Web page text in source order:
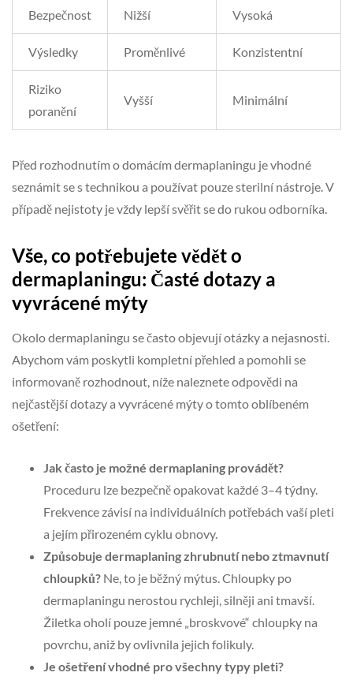
Bezpečnost Nižší Vysoká
Výsledky Proměnlivé Konzistentní
Riziko
poranění
Vyšší Minimální
Před rozhodnutím o domácím dermaplaningu je vhodné
seznámit se s technikou a používat pouze sterilní nástroje. V
případě nejistoty je vždy lepší svěřit se do rukou odborníka.
Vše, co potřebujete vědět o
dermaplaningu: Časté dotazy a
vyvrácené mýty
Okolo dermaplaningu se často objevují otázky a nejasnosti.
Abychom vám poskytli kompletní přehled a pomohli se
informovaně rozhodnout, níže naleznete odpovědi na
nejčastější dotazy a vyvrácené mýty o tomto oblíbeném
ošetření:
Jak často je možné dermaplaning provádět?
Proceduru lze bezpečně opakovat každé 3–4 týdny.
Frekvence závisí na individuálních potřebách vaší pleti
a jejím přirozeném cyklu obnovy.
Způsobuje dermaplaning zhrubnutí nebo ztmavnutí
chloupků? Ne, to je běžný mýtus. Chloupky po
dermaplaningu nerostou rychleji, silněji ani tmavší.
Žiletka oholí pouze jemné „broskvové“ chloupky na
povrchu, aniž by ovlivnila jejich folikuly.
Je ošetření vhodné pro všechny typy pleti?